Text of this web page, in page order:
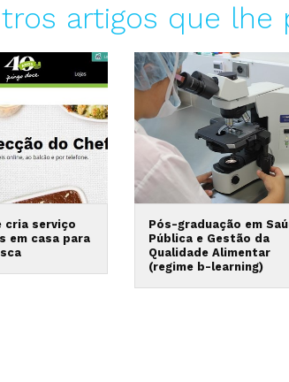
artigos que lhe
cria serviço
em casa para
Pós-graduação em
Pública e Gestão da
Qualidade Alimentar
(regime b-learning)